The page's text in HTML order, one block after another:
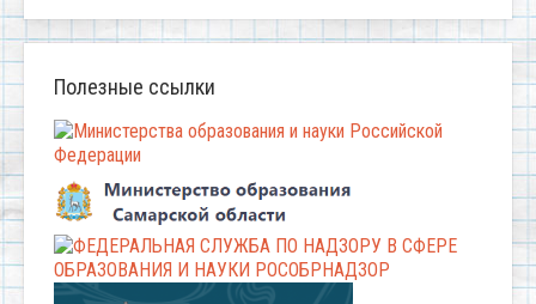
Полезные ссылки